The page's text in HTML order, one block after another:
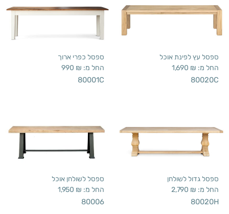
ספסל עץ לפינת אוכל
החל מ: 1,690 ₪
80020C
ספסל כפרי ארוך
החל מ: 990 ₪
80001C
ספסל גדול לשולחן
החל מ: 2,790 ₪
80020H
ספסל לשולחן אוכל
החל מ: 1,950 ₪
80006